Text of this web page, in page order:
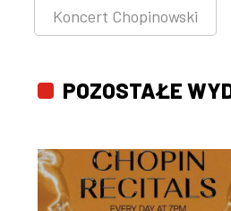
Koncert Chopinowski
POZOSTAŁE